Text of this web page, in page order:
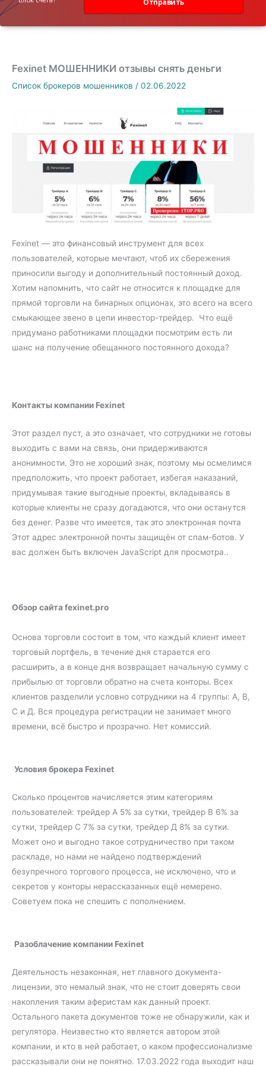
Fexinet МОШЕННИКИ отзывы снять деньги
Список брокеров мошенников / 02.06.2022
Fexinet — это финансовый инструмент для всех
пользователей, которые мечтают, чтоб их сбережения
приносили выгоду и дополнительный постоянный доход.
Хотим напомнить, что сайт не относится к площадке для
прямой торговли на бинарных опционах, это всего на всего
смыкающее звено в цепи инвестор-трейдер. Что ещё
придумано работниками площадки посмотрим есть ли
шанс на получение обещанного постоянного дохода?
Контакты компании Fexinet
Этот раздел пуст, а это означает, что сотрудники не готовы
выходить с вами на связь, они придерживаются
анонимности. Это не хороший знак, поэтому мы осмелимся
предположить, что проект работает, избегая наказаний,
придумывая такие выгодные проекты, вкладываясь в
которые клиенты не сразу догадаются, что они останутся
без денег. Разве что имеется, так это электронная почта
Этот адрес электронной почты защищён от спам-ботов. У
вас должен быть включен JavaScript для просмотра..
Обзор сайта fexinet.pro
Основа торговли состоит в том, что каждый клиент имеет
торговый портфель, в течение дня старается его
расширить, а в конце дня возвращает начальную сумму с
прибылью от торговли обратно на счета конторы. Всех
клиентов разделили условно сотрудники на 4 группы: А, В,
С и Д. Вся процедура регистрации не занимает много
времени, всё быстро и прозрачно. Нет комиссий.
Условия брокера Fexinet
Сколько процентов начисляется этим категориям
пользователей: трейдер А 5% за сутки, трейдер В 6% за
сутки, трейдер С 7% за сутки, трейдер Д 8% за сутки.
Может оно и выгодно такое сотрудничество при таком
раскладе, но нами не найдено подтверждений
безупречного торгового процесса, не исключено, что и
секретов у конторы нерассказанных ещё немерено.
Советуем пока не спешить с пополнением.
Разоблачение компании Fexinet
Деятельность незаконная, нет главного документа-
лицензии, это немалый знак, что не стоит доверять свои
накопления таким аферистам как данный проект.
Остального пакета документов тоже не обнаружили, как и
регулятора. Неизвестно кто является автором этой
компании, и кто в ней работает, о каком профессионализме
рассказывали они не понятно. 17.03.2022 года выходит наш